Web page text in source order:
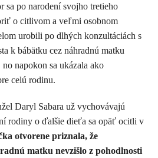
sa po narodení svojho tretieho
o citlivom a veľmi osobnom
urobili po dlhých konzultáciách s
k bábätku cez náhradnú matku
napokon sa ukázala ako
celú rodinu.
Daryl Sabara už vychovávajú
rodiny o ďalšie dieťa sa opäť ocitli v
otvorene priznala, že
matku nevzišlo z pohodlnosti